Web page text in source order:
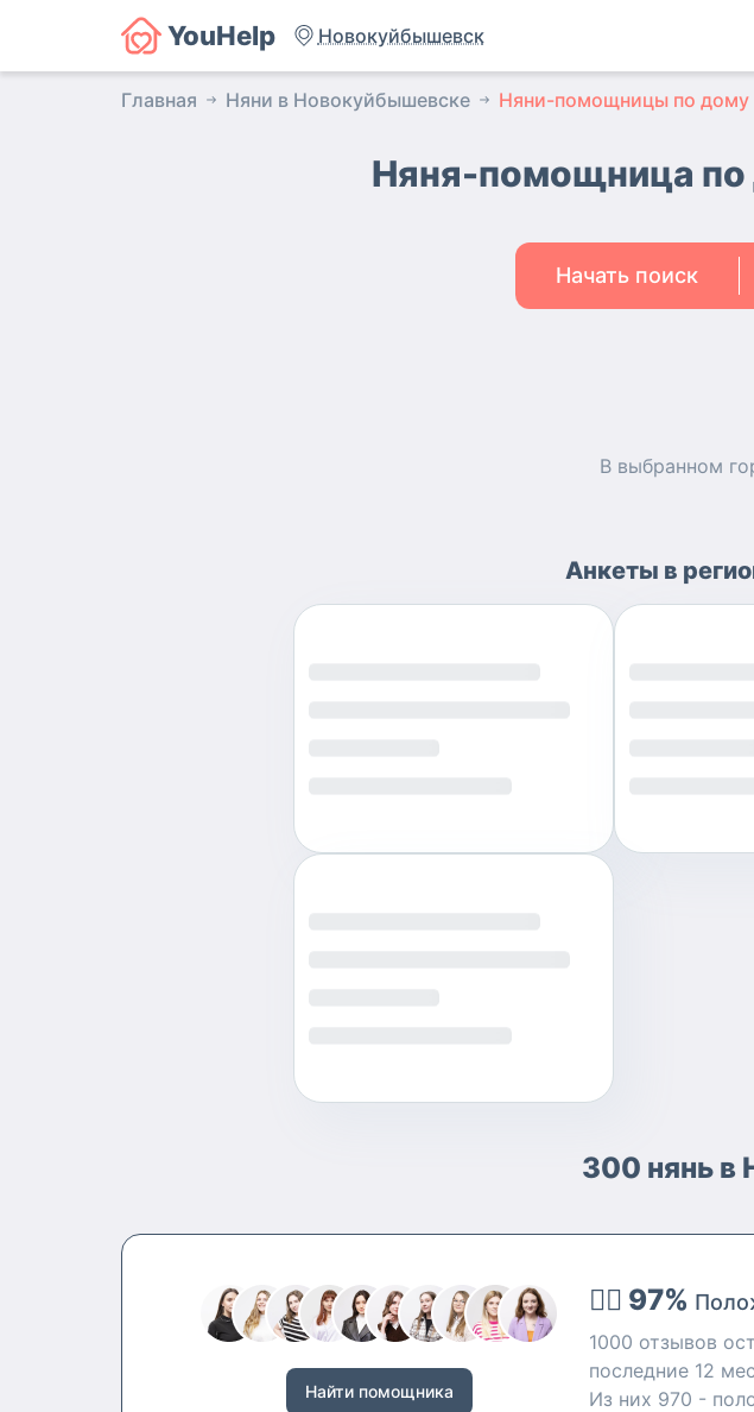
YouHelp Новокуйбышевск
Главная Няни в Новокуйбышевске Няни-помощницы по дому
Няня-помощница по
Начать поиск
В выбранном
Анкеты в
300 нянь в
Найти помощника
👍🏻 97%
1000 отзывов
последние 12
Из них 970 -